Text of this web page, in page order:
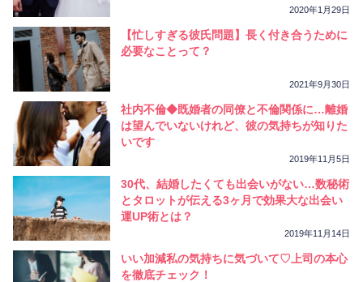
2020年1月29日
【忙しすぎる彼氏問題】長く付き合うために
必要なことって？
2021年9月30日
社内不倫◆既婚者の同僚と不倫関係に…離婚
は望んでいないけれど、彼の気持ちが知りた
いです
2019年11月5日
30代、結婚したくても出会いがない…数秘術
とタロットが伝える3ヶ月で効果大な出会い
運UP術とは？
2019年11月14日
いい加減私の気持ちに気づいて♡上司の本心
を徹底チェック！